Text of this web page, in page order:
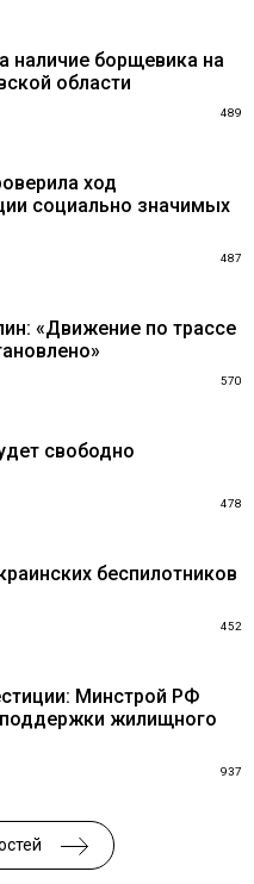
наличие борщевика на
области
489
ход
социально значимых
487
«Движение по трассе
570
свободно
478
беспилотников
452
Минстрой РФ
жилищного
937